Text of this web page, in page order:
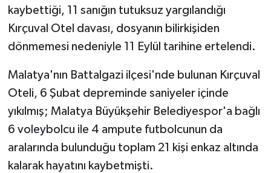
kaybettiği, 11 sanığın tutuksuz yargılandığı
Kırçuval Otel davası, dosyanın bilirkişiden
dönmemesi nedeniyle 11 Eylül tarihine ertelendi.
Malatya'nın Battalgazi ilçesi'nde bulunan Kırçuval
Oteli, 6 Şubat depreminde saniyeler içinde
yıkılmış; Malatya Büyükşehir Belediyespor'a bağlı
6 voleybolcu ile 4 ampute futbolcunun da
aralarında bulunduğu toplam 21 kişi enkaz altında
kalarak hayatını kaybetmişti.